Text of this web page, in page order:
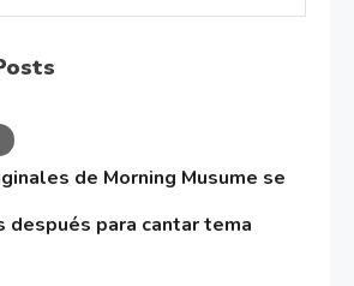
de Morning Musume se
después para cantar tema